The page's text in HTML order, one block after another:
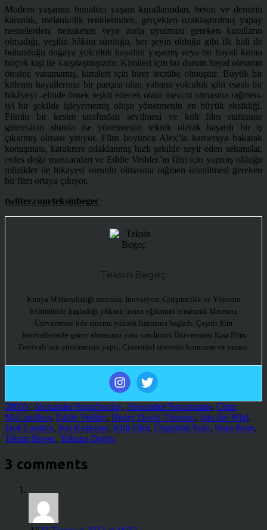
Modern yaşamın bunaltıcı yaşam kurallarından, beton ve demirin
karanlık, melankolik renklerinden, gerçekten uzaklaştırılmış yapay
nesnelerden; nezaketen veya zorla uyulması gereken kuralların
olmadığı, yeşilin hâkim sürdüğü, her şeyin olduğu gibi ilk hali ile
bulunduğu doğaya yolculuk hayalini yaşamış veya bu hayali kuran
birçok kişi ile karşılaşmışızdır. Kimileri için bu durum hayal olmanın
ötesine varamamış, kimileri için birer tecrübe olmuştur. Büyük bir
kitlenin hayallerinin bir parçası olan yabana yolculuk gibi esaslı bir
hikâyeyi -elinde örnek teşkil edecek olanı mevcut olmasına rağmen-
iyi bir şekilde işleyememiş oluşu yönetmenin en büyük eksikliği.
Filmin bir kesim tarafından sevilmesi ve kült film statüsüne
girmesinin altında ise yönetmenin teknik olarak başarılı bir iş
çıkarmış olması yatıyor. Film boyunca Alex’in kameraya bakarak
konuşması, karaktere odaklanmış hızlı şekilde seyir eden sekanslar,
enfes doğa manzaraları ve Eddie Vedder’in film için yapmış olduğu
müzikler ile hikayesi sorunlu olmasına rağmen izlenilmesi gereken
bir film ortaya çıkıyor.
twitter.com/teksinbegec
Teksin Begeç
Kimya Mühendisliği mezunu. İnovasyon, Girişimcilik ve Yönetim
bölümünde başladığı yüksek lisans eğitimini bırakarak Marmara
Üniversitesi’nde sinema yüksek lisansına başladı. Çeşitli film
festivallerinde görev almasının yanı sıra İnönü Üniversitesi Kısa Film
Festivali’nin yürütmesini yaptı. Cineritüel sitesinin kurucusu ve yazarı.
2000's, Alexander Süperberduş, Alexander Supertramp, Chris
McCandless, Eddie Vedder, Henry David Thoreau, Into the Wild,
Jack London, Jon Krakauer, Kült Film, Özgürlük Yolu, Sean Penn,
Teksin Begeç, Yabana Doğru
3 comments